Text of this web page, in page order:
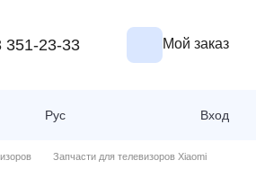
351-23-33 Мой заказ
Рус Вход
Запчасти для телевизоров Xiaomi